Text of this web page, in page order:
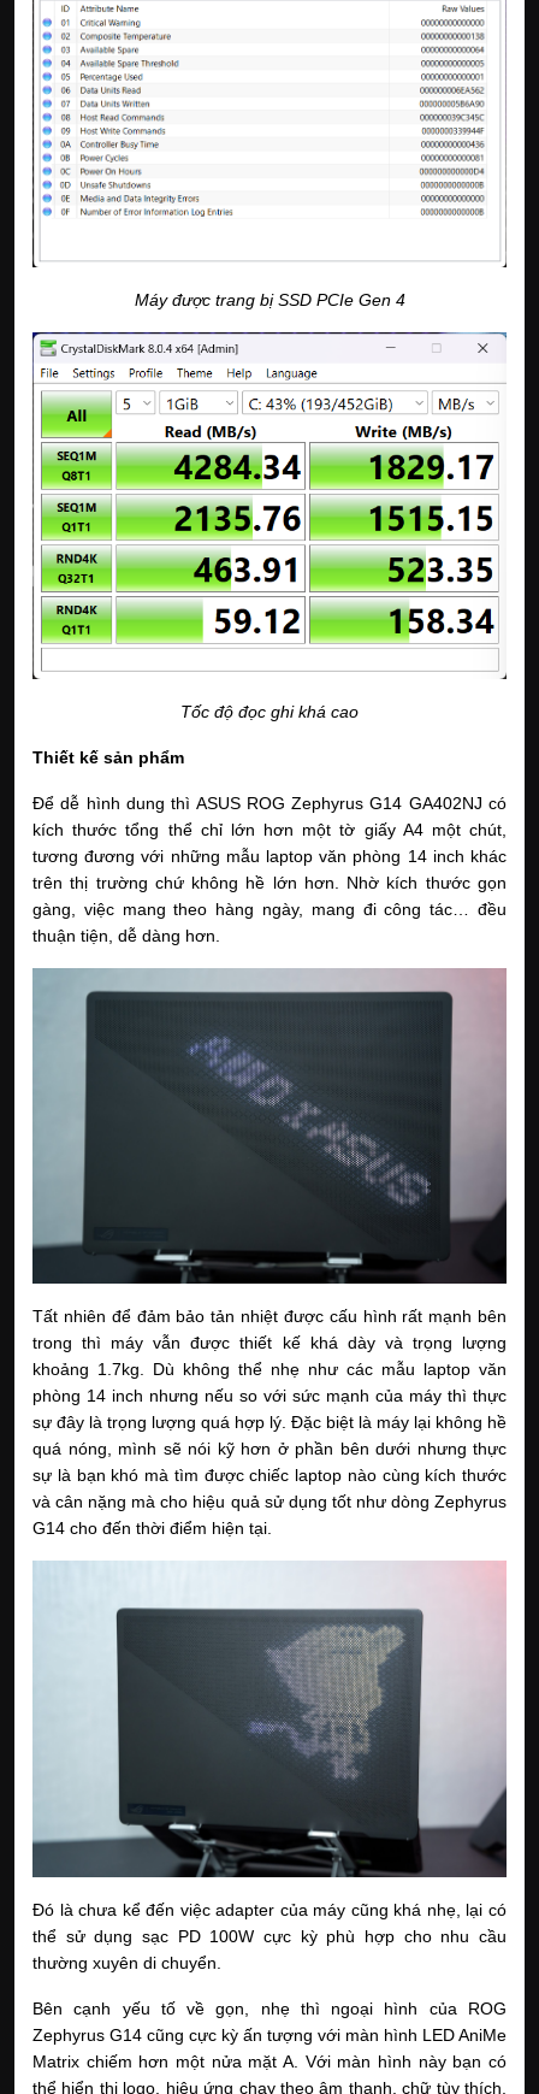
Máy được trang bị SSD PCIe Gen 4
Tốc độ đọc ghi khá cao
Thiết kế sản phẩm
Để dễ hình dung thì ASUS ROG Zephyrus G14 GA402NJ có
kích thước tổng thể chỉ lớn hơn một tờ giấy A4 một chút,
tương đương với những mẫu laptop văn phòng 14 inch khác
trên thị trường chứ không hề lớn hơn. Nhờ kích thước gọn
gàng, việc mang theo hàng ngày, mang đi công tác… đều
thuận tiện, dễ dàng hơn.
Tất nhiên để đảm bảo tản nhiệt được cấu hình rất mạnh bên
trong thì máy vẫn được thiết kế khá dày và trọng lượng
khoảng 1.7kg. Dù không thể nhẹ như các mẫu laptop văn
phòng 14 inch nhưng nếu so với sức mạnh của máy thì thực
sự đây là trọng lượng quá hợp lý. Đặc biệt là máy lại không hề
quá nóng, mình sẽ nói kỹ hơn ở phần bên dưới nhưng thực
sự là bạn khó mà tìm được chiếc laptop nào cùng kích thước
và cân nặng mà cho hiệu quả sử dụng tốt như dòng Zephyrus
G14 cho đến thời điểm hiện tại.
Đó là chưa kể đến việc adapter của máy cũng khá nhẹ, lại có
thể sử dụng sạc PD 100W cực kỳ phù hợp cho nhu cầu
thường xuyên di chuyển.
Bên cạnh yếu tố về gọn, nhẹ thì ngoại hình của ROG
Zephyrus G14 cũng cực kỳ ấn tượng với màn hình LED AniMe
Matrix chiếm hơn một nửa mặt A. Với màn hình này bạn có
thể hiển thị logo, hiệu ứng chạy theo âm thanh, chữ tùy thích,